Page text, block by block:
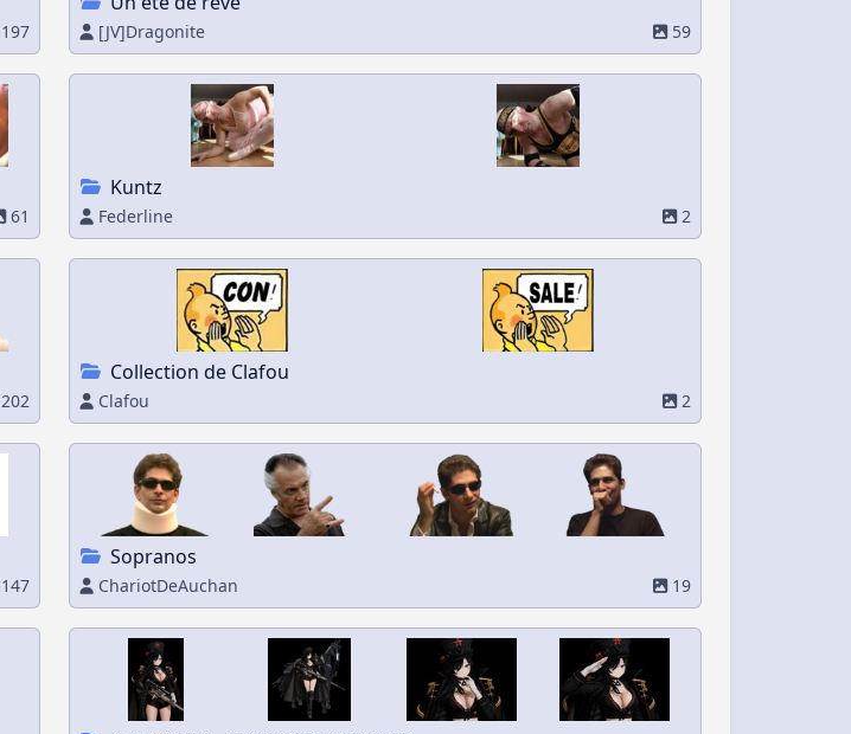
197
61
202
147
[JV]Dragonite 59
Kuntz
Federline 2
Collection de Clafou
Clafou 2
Sopranos
ChariotDeAuchan 19